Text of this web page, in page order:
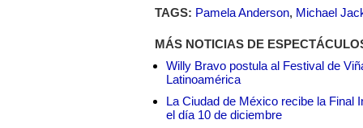
TAGS: Pamela Anderson, Michael
MÁS NOTICIAS DE
Willy Bravo postula al Festival de
Latinoamérica
La Ciudad de México recibe la Final
el día 10 de diciembre